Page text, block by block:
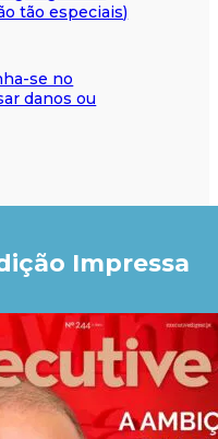
tão especiais)
se no
danos ou
Impressa